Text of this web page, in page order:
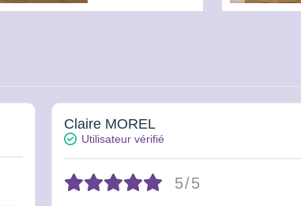
prix :
Claire MOREL
Utilisateur vérifié
5/5